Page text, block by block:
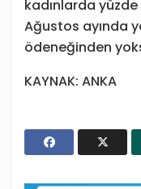
kadınlarda yüzde
Ağustos ayında
ödeneğinden
KAYNAK: ANKA